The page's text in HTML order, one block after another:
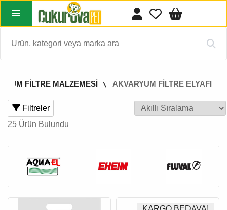
FİLTRE MALZEMESİ AKVARYUM FİLTRE ELYAFI
Filtreler
25 Ürün Bulundu